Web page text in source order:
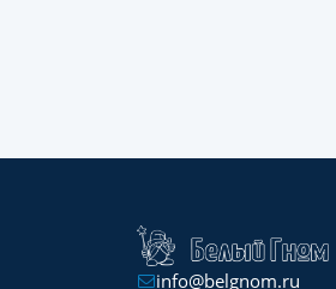
info@belgnom.ru